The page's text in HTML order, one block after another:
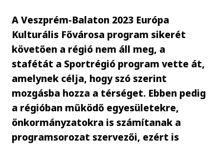
A Veszprém-Balaton 2023 Európa
Kulturális Fővárosa program sikerét
követően a régió nem áll meg, a
stafétát a Sportrégió program vette át,
amelynek célja, hogy szó szerint
mozgásba hozza a térséget. Ebben pedig
a régióban működő egyesületekre,
önkormányzatokra is számítanak a
programsorozat szervezői, ezért is